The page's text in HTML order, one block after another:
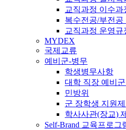
교직과정 이수과
복수전공/부전공
교직과정 운영규
MYDEX
국제교류
예비군-병무
학생병무사항
대학 직장 예비군
민방위
군 장학생 지원
학사사관(장교)
Self-Brand 교육프로그